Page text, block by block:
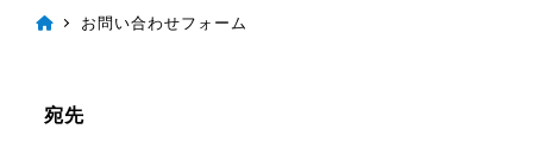
お問い合わせフォーム
宛先